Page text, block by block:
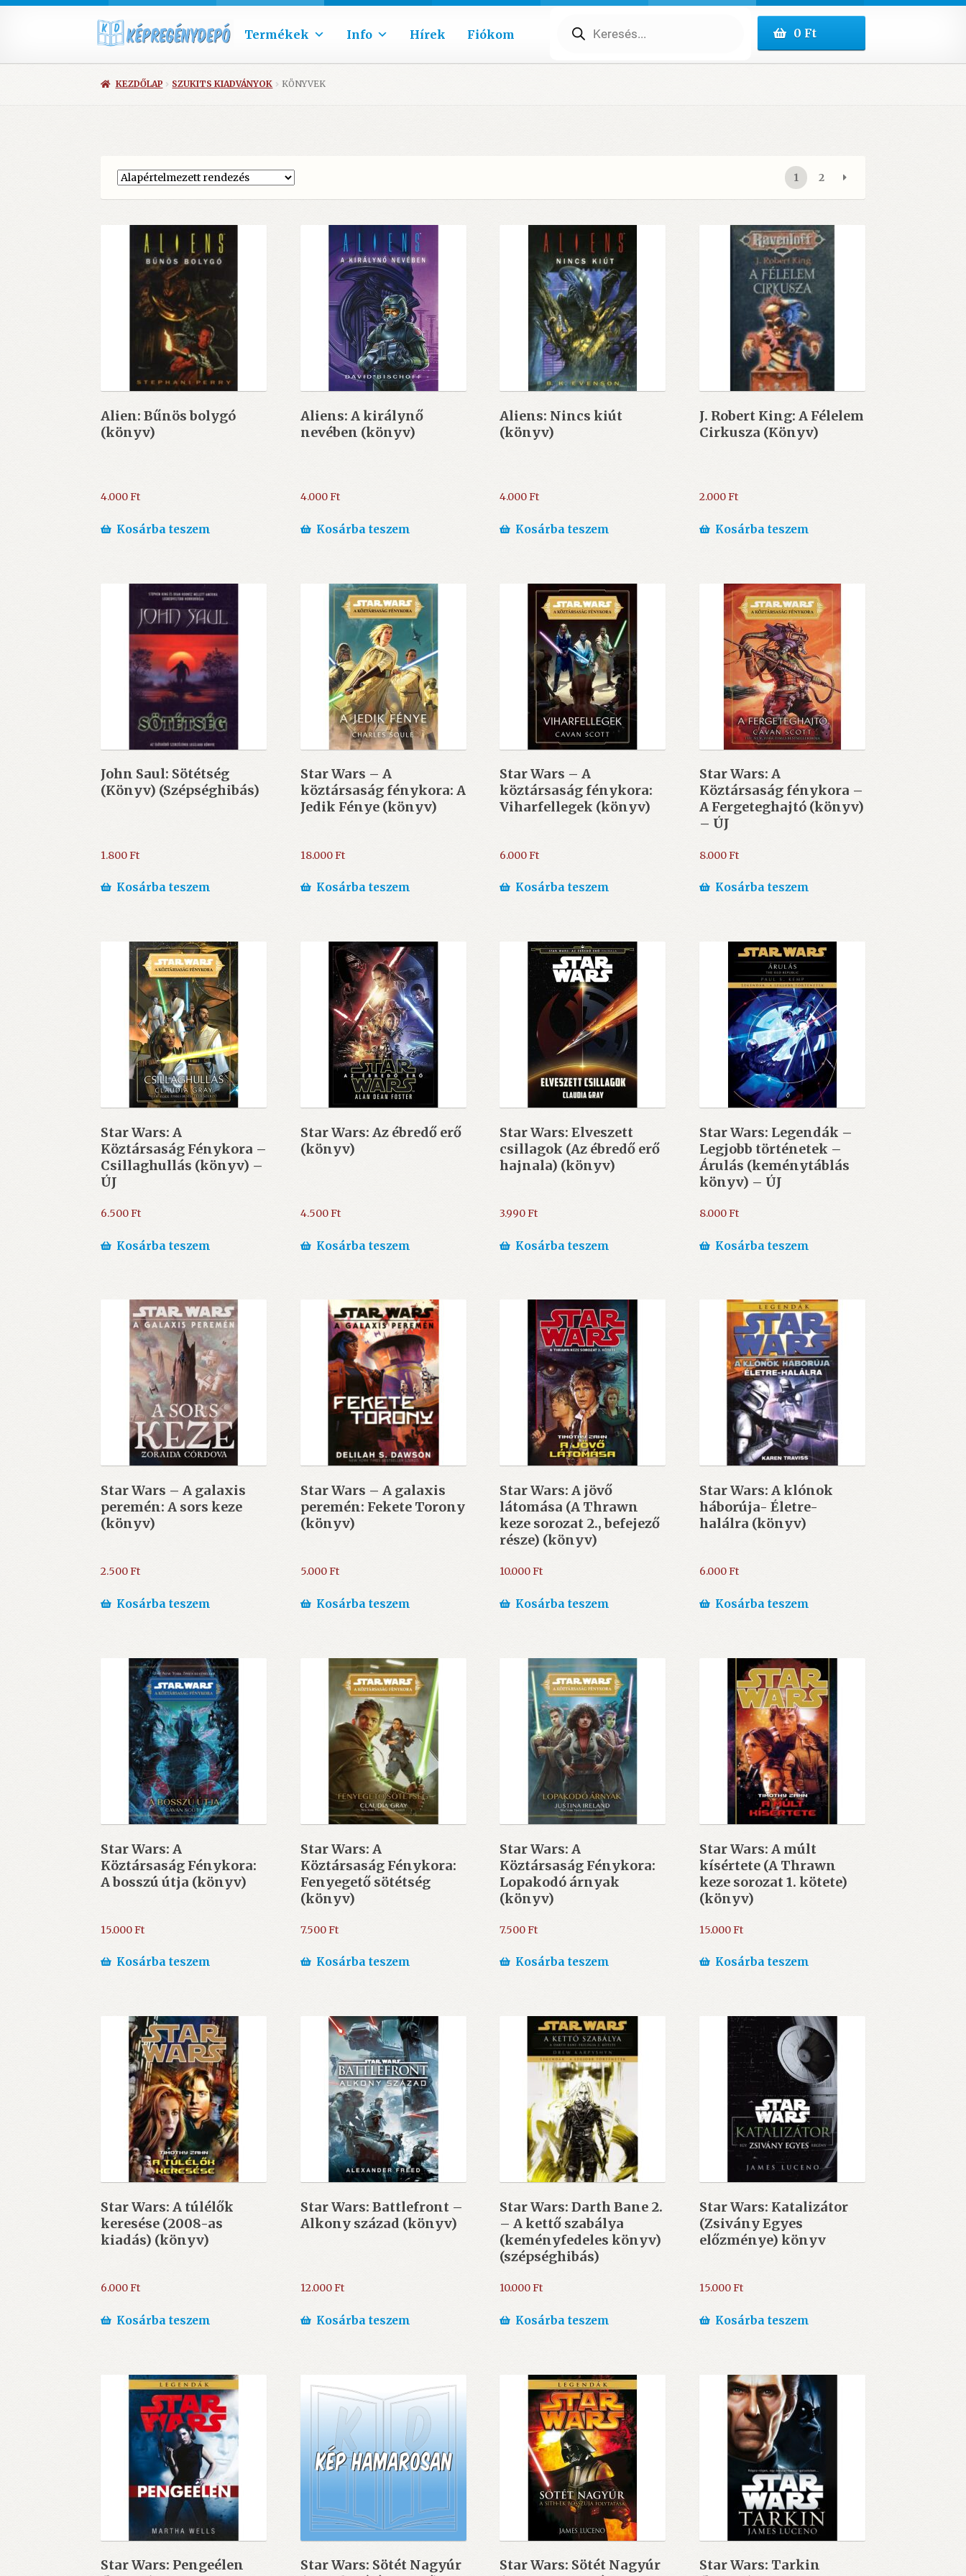
Termékek Info Hírek Fiókom search 0Ft
KEZDŐLAP SZUKITS KIADVÁNYOK KÖNYVEK
1 2
Alien: Bűnös bolygó
(könyv)
4.000Ft
Kosárba teszem
Aliens: A királynő
nevében (könyv)
4.000Ft
Kosárba teszem
Aliens: Nincs kiút
(könyv)
4.000Ft
Kosárba teszem
J. Robert King: A ​Félelem
Cirkusza (Könyv)
2.000Ft
Kosárba teszem
John Saul: Sötétség
(Könyv) (Szépséghibás)
1.800Ft
Kosárba teszem
Star Wars – A
köztársaság fénykora: A
Jedik Fénye (könyv)
18.000Ft
Kosárba teszem
Star Wars – A
köztársaság fénykora:
Viharfellegek (könyv)
6.000Ft
Kosárba teszem
Star Wars: A
Köztársaság fénykora –
A Fergeteghajtó (könyv)
– ÚJ
8.000Ft
Kosárba teszem
Star Wars: A
Köztársaság Fénykora –
Csillaghullás (könyv) –
ÚJ
6.500Ft
Kosárba teszem
Star Wars: Az ébredő erő
(könyv)
4.500Ft
Kosárba teszem
Star Wars: Elveszett
csillagok (Az ébredő erő
hajnala) (könyv)
3.990Ft
Kosárba teszem
Star Wars: Legendák –
Legjobb történetek –
Árulás (keménytáblás
könyv) – ÚJ
8.000Ft
Kosárba teszem
Star Wars – A galaxis
peremén: A sors keze
(könyv)
2.500Ft
Kosárba teszem
Star Wars – A galaxis
peremén: Fekete Torony
(könyv)
5.000Ft
Kosárba teszem
Star Wars: A jövő
látomása (A Thrawn
keze sorozat 2., befejező
része) (könyv)
10.000Ft
Kosárba teszem
Star Wars: A klónok
háborúja- Életre-
halálra (könyv)
6.000Ft
Kosárba teszem
Star Wars: A
Köztársaság Fénykora:
A bosszú útja (könyv)
15.000Ft
Kosárba teszem
Star Wars: A
Köztársaság Fénykora:
Fenyegető sötétség
(könyv)
7.500Ft
Kosárba teszem
Star Wars: A
Köztársaság Fénykora:
Lopakodó árnyak
(könyv)
7.500Ft
Kosárba teszem
Star Wars: A múlt
kísértete (A Thrawn
keze sorozat 1. kötete)
(könyv)
15.000Ft
Kosárba teszem
Star Wars: A túlélők
keresése (2008-as
kiadás) (könyv)
6.000Ft
Kosárba teszem
Star Wars: Battlefront –
Alkony század (könyv)
12.000Ft
Kosárba teszem
Star Wars: Darth Bane 2.
– A kettő szabálya
(keményfedeles könyv)
(szépséghibás)
10.000Ft
Kosárba teszem
Star Wars: Katalizátor
(Zsivány Egyes
előzménye) könyv
15.000Ft
Kosárba teszem
Star Wars: Pengeélen
Star Wars: Sötét Nagyúr
Star Wars: Sötét Nagyúr
Star Wars: Tarkin